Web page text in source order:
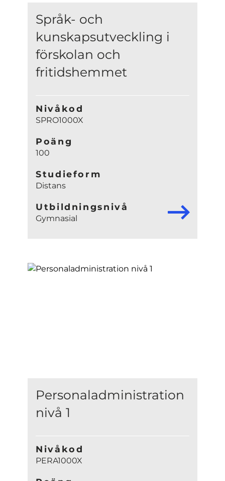
Språk- och
kunskapsutveckling i
förskolan och
fritidshemmet
Nivåkod
SPRO1000X
Poäng
100
Studieform
Distans
Utbildningsnivå
Gymnasial
Personaladministration
nivå 1
Nivåkod
PERA1000X